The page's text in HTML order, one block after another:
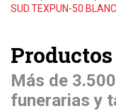
SUD.TEXPUN-50
Productos
Más de
funerarias y